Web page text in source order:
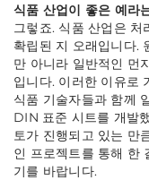
식품 산업이 좋은 예라
그렇죠. 식품 산업은
확립된 지 오래입니다.
만 아니라 일반적인 먼
입니다. 이러한 이유로
식품 기술자들과 함께
DIN 표준 시트를 개발
토가 진행되고 있는 만
인 프로젝트를 통해 한
기를 바랍니다.